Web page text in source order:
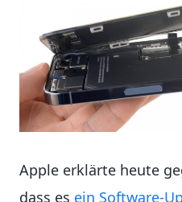
Apple erklärte heute
dass es ein Software-